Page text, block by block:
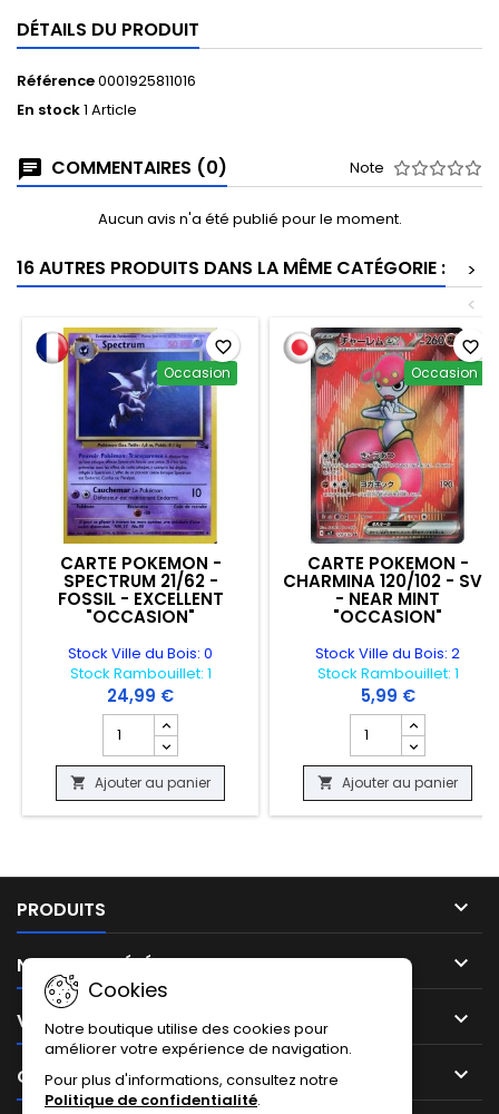
DÉTAILS DU PRODUIT
Référence0001925811016
En stock1 Article
COMMENTAIRES (0) Note
Aucun avis n'a été publié pour le moment.
16 AUTRES PRODUITS DANS LA MÊME CATÉGORIE :
>
<
Occasion
CARTE POKEMON -
SPECTRUM 21/62 -
FOSSIL - EXCELLENT
"OCCASION"
Stock Ville du Bois: 0
Stock Rambouillet: 1
24,99 €
Champ quantité du produit CARTE POKEMON -
 Ajouter au panier
favorite_border
Occasion
CARTE POKEMON -
CHARMINA 120/102 - SV7
- NEAR MINT
"OCCASION"
Stock Ville du Bois: 2
Stock Rambouillet: 1
5,99 €
Champ quantité du
 Ajouter au panier
favorite_border
PRODUITS 
NOTRE SOCIÉTÉ 
VOTRE COMPTE 
CONTACT 
Cookies
Notre boutique utilise des cookies pour
améliorer votre expérience de navigation.
Pour plus d'informations, consultez notre
Politique de confidentialité.